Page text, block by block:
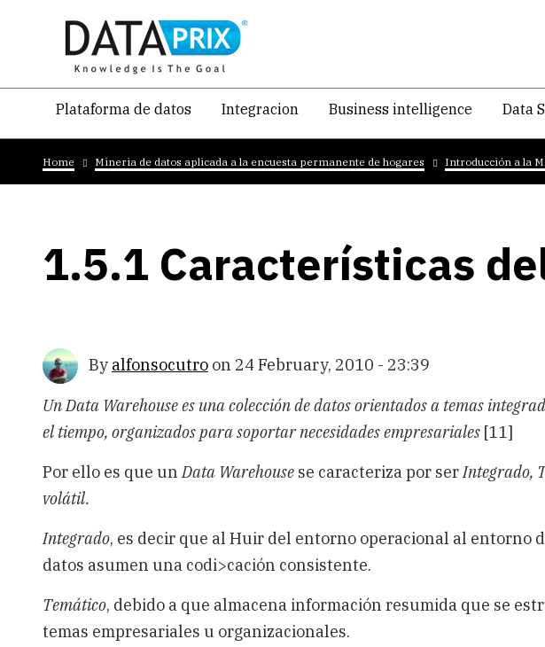
content
Navegacion
temática
principal
Plataforma de datos Integracion Business intelligence Data
Breadcrumb
Home Mineria de datos aplicada a la encuesta permanente de hogares Introducción a la
1.5.1 Características
By alfonsocutro on 24 February, 2010 - 23:39
Un Data Warehouse es una colección de datos orientados a temas
el tiempo, organizados para soportar necesidades empresariales [11]
Por ello es que unData Warehouse se caracteriza por serIntegrado,
volátil.
Integrado, es decir que al Huir del entorno operacional al entorno
datos asumen una codi>cación consistente.
Temático, debido a que almacena información resumida que se
temas empresariales u organizacionales.